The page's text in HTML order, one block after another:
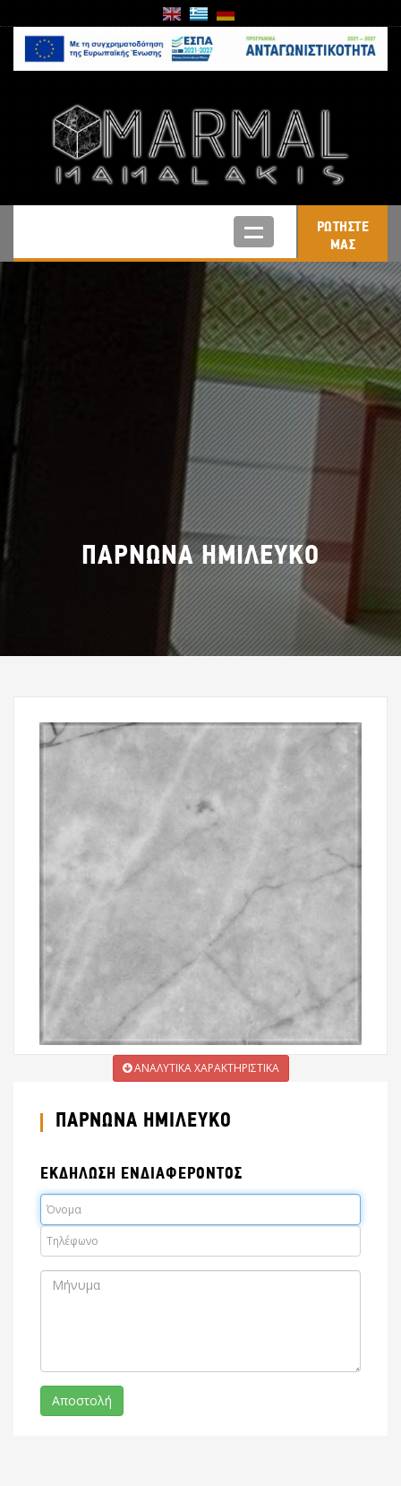
ΡΩΤΗΣΤΕ
ΜΑΣ
ΠΑΡΝΩΝΑ ΗΜΙΛΕΥΚΟ
ΑΝΑΛΥΤΙΚΑ ΧΑΡΑΚΤΗΡΙΣΤΙΚΑ
ΠΑΡΝΩΝΑ ΗΜΙΛΕΥΚΟ
ΕΚΔΗΛΩΣΗ ΕΝΔΙΑΦΕΡΟΝΤΟΣ